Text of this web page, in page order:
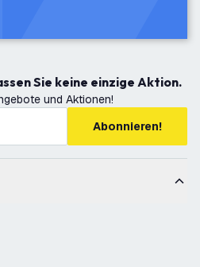
Sie keine einzige Aktion.
und Aktionen!
Abonnieren!